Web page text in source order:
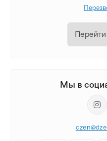
Перейти
Мы в